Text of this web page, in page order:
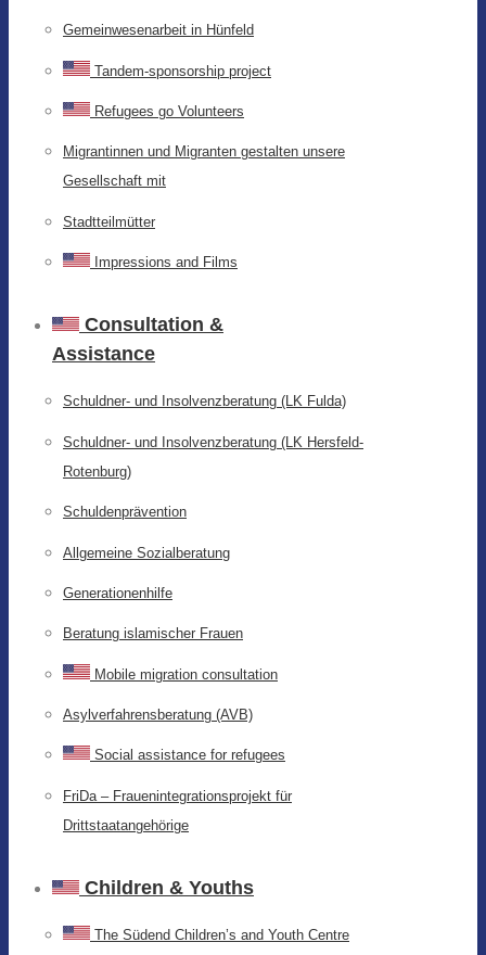
Gemeinwesenarbeit in Hünfeld
Tandem-sponsorship project
Refugees go Volunteers
Migrantinnen und Migranten gestalten unsere
Gesellschaft mit
Stadtteilmütter
Impressions and Films
Consultation &
Assistance
Schuldner- und Insolvenzberatung (LK Fulda)
Schuldner- und Insolvenzberatung (LK Hersfeld-
Rotenburg)
Schuldenprävention
Allgemeine Sozialberatung
Generationenhilfe
Beratung islamischer Frauen
Mobile migration consultation
Asylverfahrensberatung (AVB)
Social assistance for refugees
FriDa – Frauenintegrationsprojekt für
Drittstaatangehörige
Children & Youths
The Südend Children’s and Youth Centre